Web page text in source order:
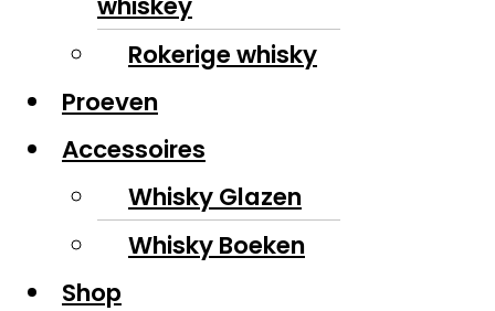
Rokerige whisky
Proeven
Accessoires
Whisky Glazen
Whisky Boeken
Shop